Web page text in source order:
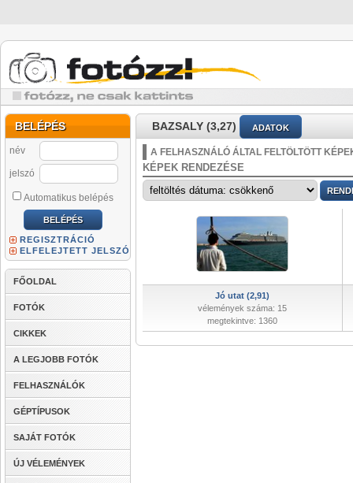
BELÉPÉS
név
jelszó
Automatikus belépés
REGISZTRÁCIÓ
ELFELEJTETT JELSZÓ
FŐOLDAL
FOTÓK
CIKKEK
A LEGJOBB FOTÓK
FELHASZNÁLÓK
GÉPTÍPUSOK
SAJÁT FOTÓK
ÚJ VÉLEMÉNYEK
BAZSALY (3,27) ADATOK
A FELHASZNÁLÓ ÁLTAL FELTÖLTÖTT
KÉPEK RENDEZÉSE
Jó utat (2,91)
vélemények száma: 15
megtekintve: 1360